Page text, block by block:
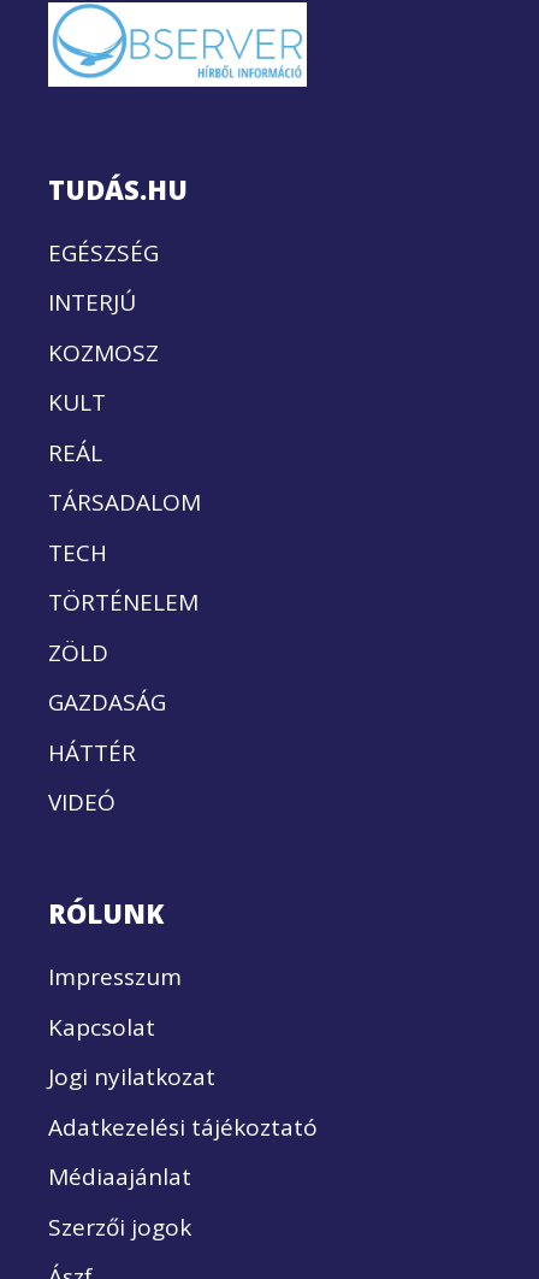
TUDÁS.HU
EGÉSZSÉG
INTERJÚ
KOZMOSZ
KULT
REÁL
TÁRSADALOM
TECH
TÖRTÉNELEM
ZÖLD
GAZDASÁG
HÁTTÉR
VIDEÓ
RÓLUNK
Impresszum
Kapcsolat
Jogi nyilatkozat
Adatkezelési tájékoztató
Médiaajánlat
Szerzői jogok